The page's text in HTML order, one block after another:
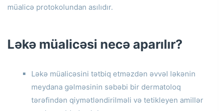
müalicə protokolundan asılıdır.
Ləkə müalicəsi necə aparılır?
Ləkə müalicəsini tətbiq etməzdən əvvəl ləkənin
meydana gəlməsinin səbəbi bir dermatoloq
tərəfindən qiymətləndirilməli və tetikleyen amillər